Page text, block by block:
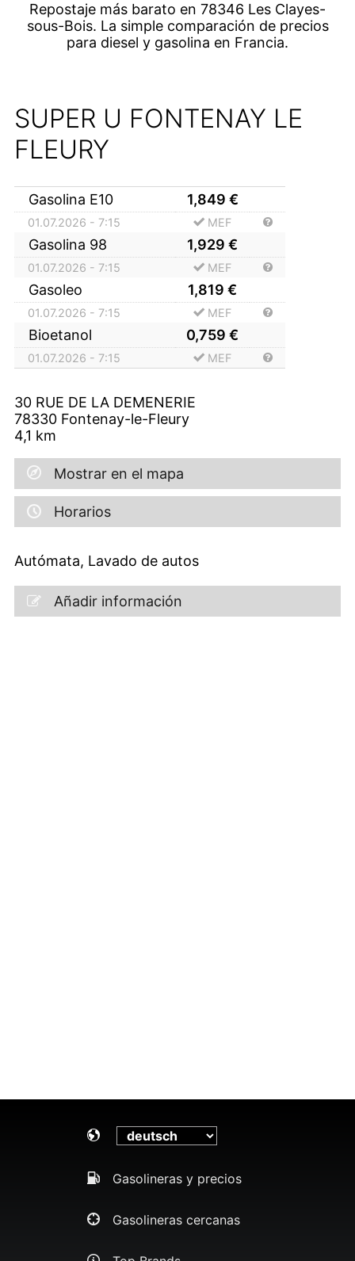
Repostaje más barato en 78346 Les Clayes-
sous-Bois. La simple comparación de precios
para diesel y gasolina en Francia.
SUPER U FONTENAY LE
FLEURY
Gasolina E10 1,849 €
01.07.2026 - 7:15 MEF
Gasolina 98 1,929 €
01.07.2026 - 7:15 MEF
Gasoleo 1,819 €
01.07.2026 - 7:15 MEF
Bioetanol 0,759 €
01.07.2026 - 7:15 MEF
30 RUE DE LA DEMENERIE
78330 Fontenay-le-Fleury
4,1 km
Mostrar en el mapa
Horarios
Autómata, Lavado de autos
Añadir información
Gasolineras y precios
Gasolineras cercanas